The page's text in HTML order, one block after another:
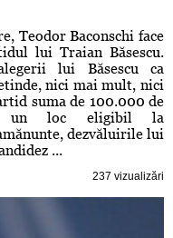
Teodor Baconschi face
lui Traian Băsescu.
lui Băsescu ca
nici mai mult, nici
suma de 100.000 de
un loc eligibil la
dezvăluirile lui
...
237 vizualizări